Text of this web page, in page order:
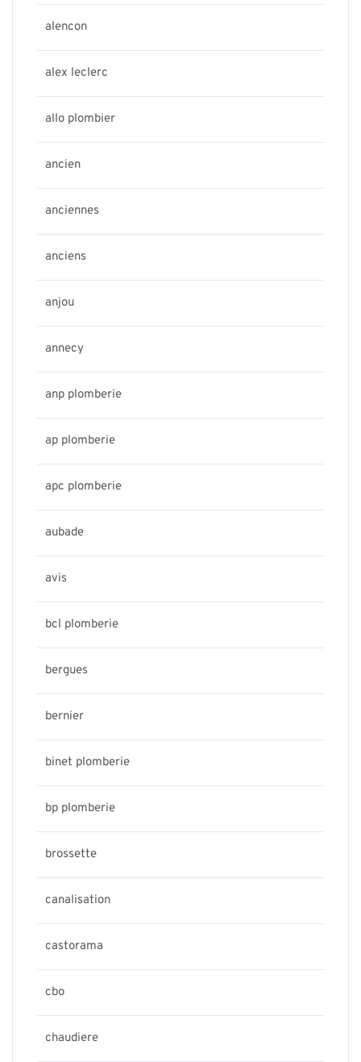
alencon
alex leclerc
allo plombier
ancien
anciennes
anciens
anjou
annecy
anp plomberie
ap plomberie
apc plomberie
aubade
avis
bcl plomberie
bergues
bernier
binet plomberie
bp plomberie
brossette
canalisation
castorama
cbo
chaudiere